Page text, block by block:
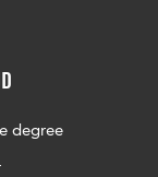
degree